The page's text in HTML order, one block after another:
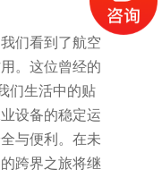
们看到了航空
。这位曾经的
们生活中的贴
设备的稳定运
与便利。在未
跨界之旅将继